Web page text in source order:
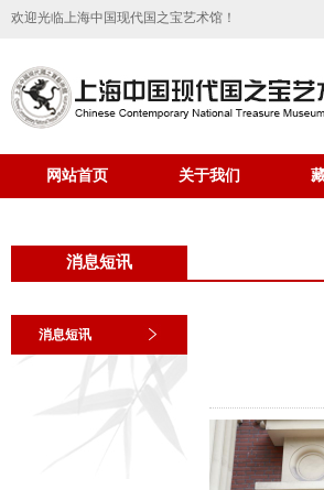
欢迎光临上海中国现代国之宝艺术馆！
网站首页 关于我们
消息短讯
消息短讯